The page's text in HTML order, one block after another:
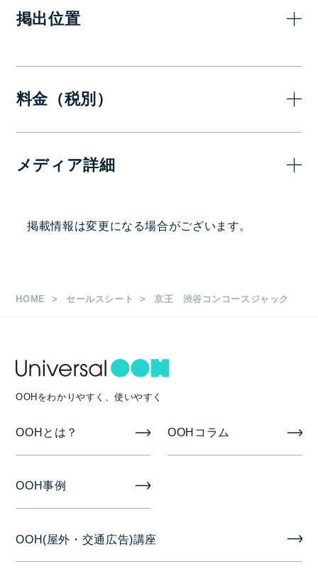
掲出位置
料金（税別）
7日(1週間)
—
メディア詳細
渋谷スーパー4 A～C B0×4枚（2連×2段） 3セット
渋谷丸柱集中ばり B0×13枚
渋谷駅ホームドアシート W750×H880mm 50枚
掲出期間
掲載情報は変更になる場合がございます。
HOME セールスシート 京王 渋谷コンコースジャック
OOHをわかりやすく、使いやすく
OOHとは？ OOHコラム
OOH事例
OOH(屋外・交通広告)講座